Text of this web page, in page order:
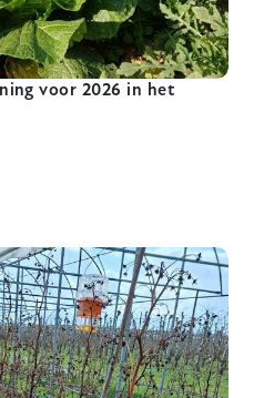
voor 2026 in het